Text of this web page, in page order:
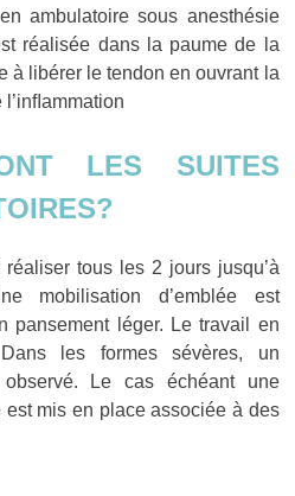
ambulatoire sous anesthésie
réalisée dans la paume de la
à libérer le tendon en ouvrant la
LES SUITES
tous les 2 jours jusqu’à
mobilisation d’emblée est
pansement léger. Le travail en
les formes sévères, un
Le cas échéant une
mis en place associée à des